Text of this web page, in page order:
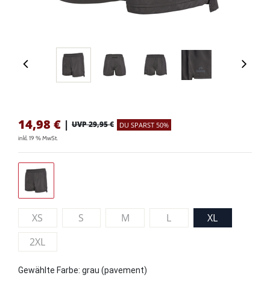
14,98 € | UVP 29,95 € DU SPARST 50%
inkl. 19 % MwSt.
XS S M L
XL
2XL
Gewählte Farbe: grau (pavement)